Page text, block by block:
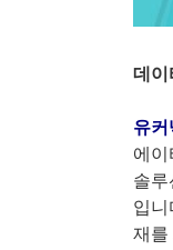
데이
유커
에이
솔루
입니
재를